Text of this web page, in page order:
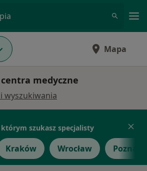
Mapa
medyczne
wyszukiwania
szukasz specjalisty
Kraków Wrocław Poznań